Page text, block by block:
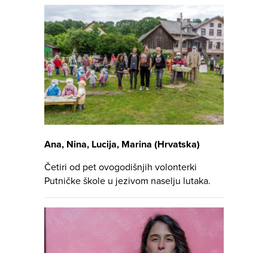
Ana, Nina, Lucija, Marina (Hrvatska)
Četiri od pet ovogodišnjih volonterki
Putničke škole u jezivom naselju lutaka.